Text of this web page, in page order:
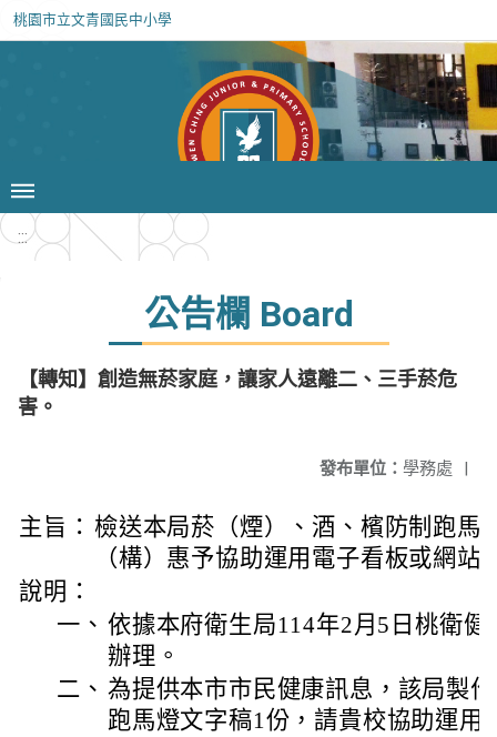
桃園市立文青國民中小學
:::
公告欄 Board
【轉知】創造無菸家庭，讓家人遠離二、三手菸危
害。
發布單位： 學務處 |
主旨： 檢送本局菸（煙）、酒、檳防制跑馬
（構）惠予協助運用電子看板或網站
說明：
一、 依據本府衛生局114年2月5日桃衛健
辦理。
二、 為提供本市市民健康訊息，該局製
跑馬燈文字稿1份，請貴校協助運用